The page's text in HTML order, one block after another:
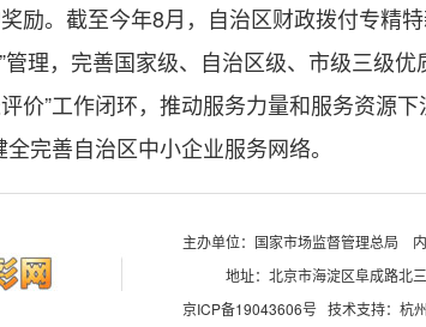
励。截至今年8月，自治区财政拨付专精
管理，完善国家级、自治区级、市级三级
”工作闭环，推动服务力量和服务资源下
完善自治区中小企业服务网络。
主办单位：国家市场监督管理总局
地址：北京市海淀区阜成路北
京ICP备19043606号 技术支持：杭